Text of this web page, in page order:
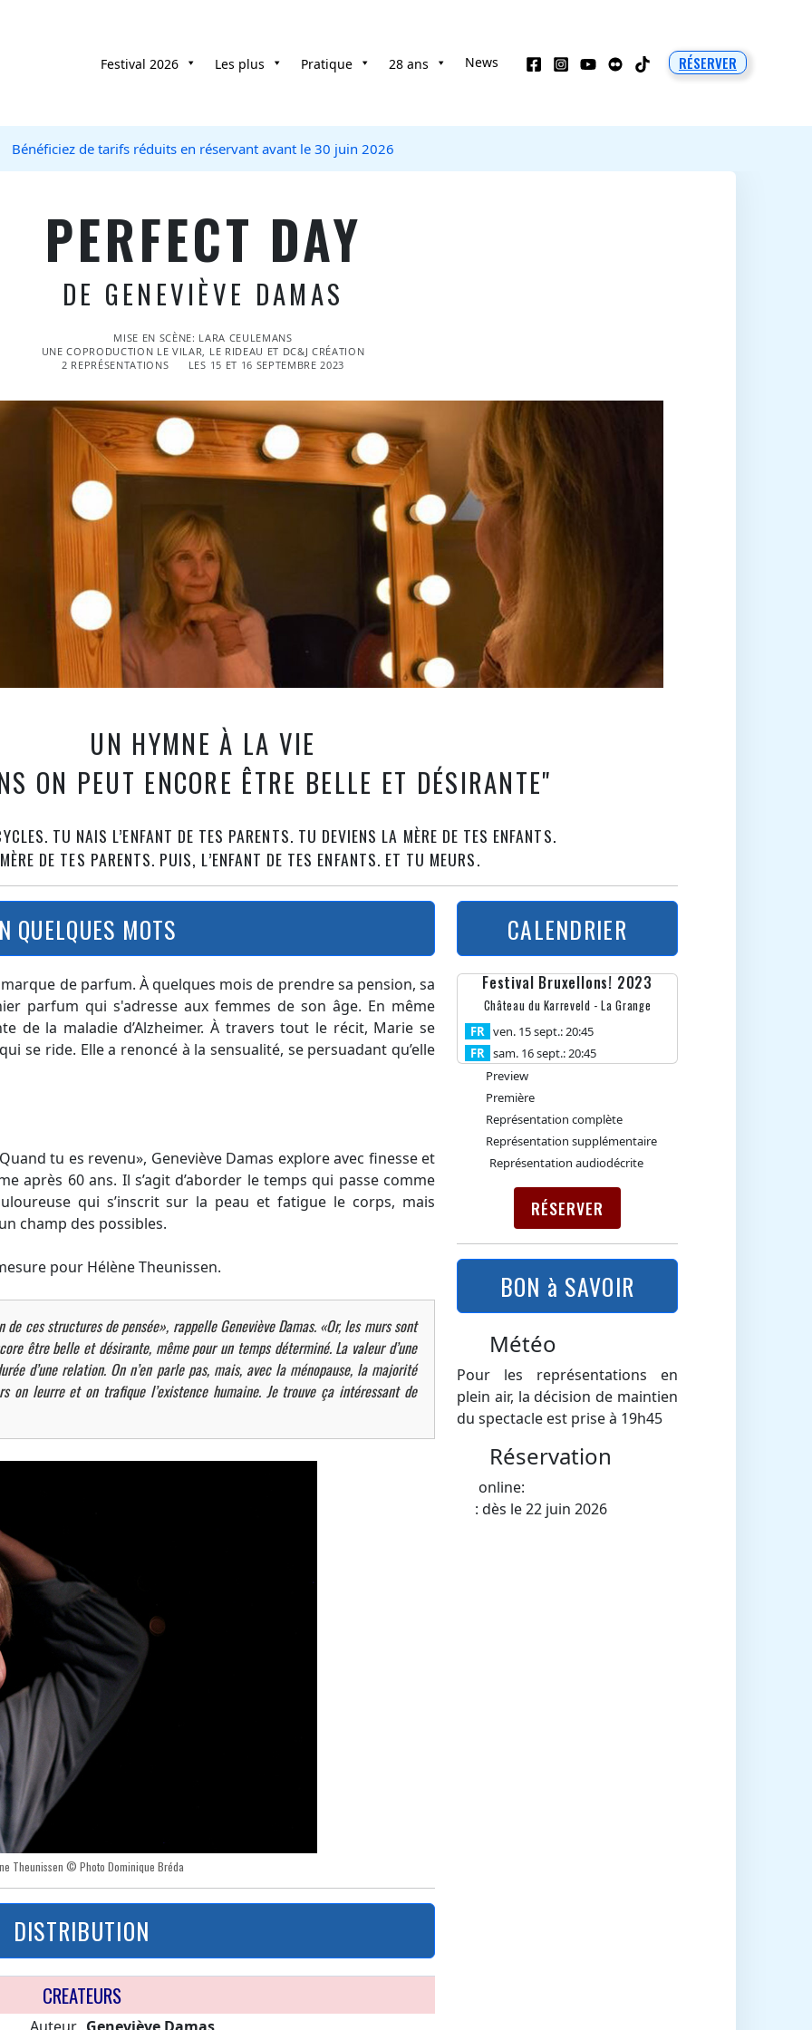
Festival 2026 Les plus Pratique 28 ans News RÉSERVER
Bénéficiez de tarifs réduits en réservant avant le 30 juin 2026
PERFECT DAY
DE GENEVIÈVE DAMAS
MISE EN SCÈNE: LARA CEULEMANS
UNE COPRODUCTION LE VILAR, LE RIDEAU ET DC&J CRÉATION
2 REPRÉSENTATIONS
LES 15 ET 16 SEPTEMBRE 2023
UN HYMNE À LA VIE
ON PEUT ENCORE ÊTRE BELLE ET DÉSIRANTE"
TU NAIS L’ENFANT DE TES PARENTS. TU DEVIENS LA MÈRE DE TES ENFANTS.
DE TES PARENTS. PUIS, L’ENFANT DE TES ENFANTS. ET TU MEURS.
QUELQUES MOTS
de parfum. À quelques mois de prendre sa pension, sa
parfum qui s'adresse aux femmes de son âge. En même
de la maladie d’Alzheimer. À travers tout le récit, Marie se
se ride. Elle a renoncé à la sensualité, se persuadant qu’elle
tu es revenu», Geneviève Damas explore avec finesse et
après 60 ans. Il s’agit d’aborder le temps qui passe comme
qui s’inscrit sur la peau et fatigue le corps, mais
champ des possibles.
pour Hélène Theunissen.
ces structures de pensée», rappelle Geneviève Damas. «Or, les murs sont
être belle et désirante, même pour un temps déterminé. La valeur d’une
d’une relation. On n’en parle pas, mais, avec la ménopause, la majorité
on leurre et on trafique l’existence humaine. Je trouve ça intéressant de
Theunissen © Photo Dominique Bréda
DISTRIBUTION
CREATEURS
CALENDRIER
Festival Bruxellons! 2023
Château du Karreveld - La Grange
FR ven. 15 sept.: 20:45
FR sam. 16 sept.: 20:45
Preview
Première
Représentation complète
Représentation supplémentaire
Représentation audiodécrite
RÉSERVER
BON à SAVOIR
Météo
Pour les représentations en
plein air, la décision de maintien
du spectacle est prise à 19h45
Réservation
online:
: dès le 22 juin 2026